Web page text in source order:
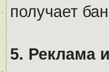
получает
5. Реклама